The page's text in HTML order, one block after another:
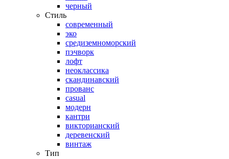
черный
Стиль
современный
эко
средиземноморский
пэчворк
лофт
неоклассика
скандинавский
прованс
casual
модерн
кантри
викторианский
деревенский
винтаж
Тип